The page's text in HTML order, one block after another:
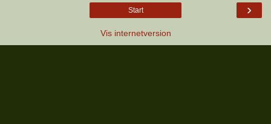
›
Start
Vis internetversion